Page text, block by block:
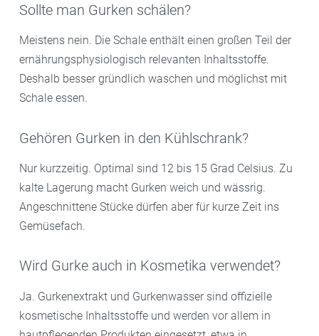
Sollte man Gurken schälen?
Meistens nein. Die Schale enthält einen großen Teil der
ernährungsphysiologisch relevanten Inhaltsstoffe.
Deshalb besser gründlich waschen und möglichst mit
Schale essen.
Gehören Gurken in den Kühlschrank?
Nur kurzzeitig. Optimal sind 12 bis 15 Grad Celsius. Zu
kalte Lagerung macht Gurken weich und wässrig.
Angeschnittene Stücke dürfen aber für kurze Zeit ins
Gemüsefach.
Wird Gurke auch in Kosmetika verwendet?
Ja. Gurkenextrakt und Gurkenwasser sind offizielle
kosmetische Inhaltsstoffe und werden vor allem in